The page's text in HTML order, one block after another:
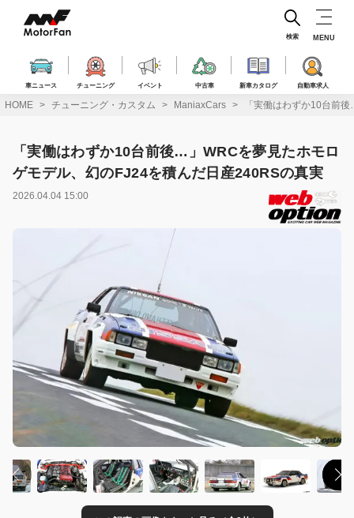
ス
車ニュース チューニング イベント 中古車 新車カタログ 自動車求人
検索 MENU
HOME チューニング・カスタム ManiaxCars 「実働はわずか10台前
「実働はわずか10台前後…」WRCを夢見たホモロ
ゲモデル、幻のFJ24を積んだ日産240RSの真実
2026.04.04 15:00